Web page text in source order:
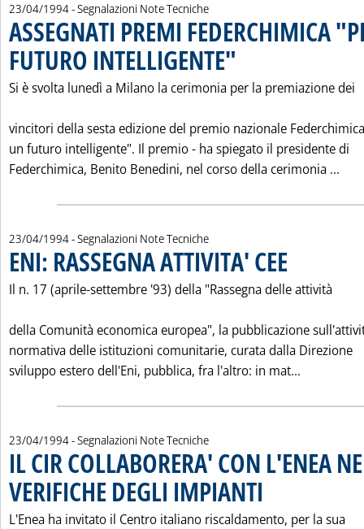
23/04/1994- Segnalazioni Note Tecniche
ASSEGNATI PREMI FEDERCHIMICA
FUTURO INTELLIGENTE"
Si è svolta lunedì a Milano la cerimonia per la premiazione dei
vincitori della sesta edizione del premio nazionale
un futuro intelligente". Il premio - ha spiegato il presidente di
Federchimica, Benito Benedini, nel corso della cerimonia ...
23/04/1994- Segnalazioni Note Tecniche
ENI: RASSEGNA ATTIVITA' CEE
Il n. 17 (aprile-settembre '93) della "Rassegna delle attività
della Comunità economica europea", la pubblicazione
normativa delle istituzioni comunitarie, curata dalla Direzione
sviluppo estero dell'Eni, pubblica, fra l'altro: in mat...
23/04/1994- Segnalazioni Note Tecniche
IL CIR COLLABORERA' CON L'ENEA
VERIFICHE DEGLI IMPIANTI
L'Enea ha invitato il Centro italiano riscaldamento, per la sua